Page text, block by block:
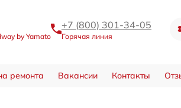
by Yamato
+7 (800) 301-34-05
Горячая линия
ремонта Вакансии Контакты